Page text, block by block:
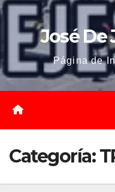
José De
Página de
Categoría: